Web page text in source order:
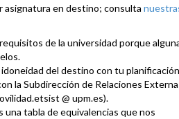
asignatura en destino; consulta
de la universidad porque
idoneidad del destino con tu planificación
la Subdirección de Relaciones
@ upm.es).
una tabla de equivalencias que nos